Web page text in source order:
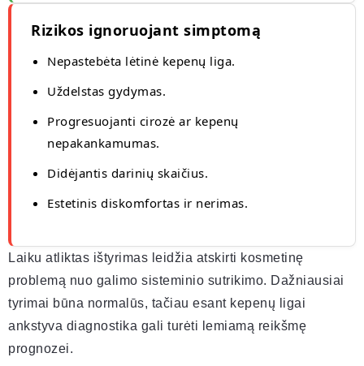
Rizikos ignoruojant simptomą
Nepastebėta lėtinė kepenų liga.
Uždelstas gydymas.
Progresuojanti cirozė ar kepenų
nepakankamumas.
Didėjantis darinių skaičius.
Estetinis diskomfortas ir nerimas.
Laiku atliktas ištyrimas leidžia atskirti kosmetinę
problemą nuo galimo sisteminio sutrikimo. Dažniausiai
tyrimai būna normalūs, tačiau esant kepenų ligai
ankstyva diagnostika gali turėti lemiamą reikšmę
prognozei.